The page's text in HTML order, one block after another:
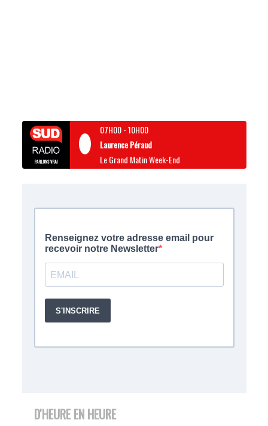
07H00-10H00
Laurence Péraud
Le Grand Matin Week-End
D'HEURE EN HEURE